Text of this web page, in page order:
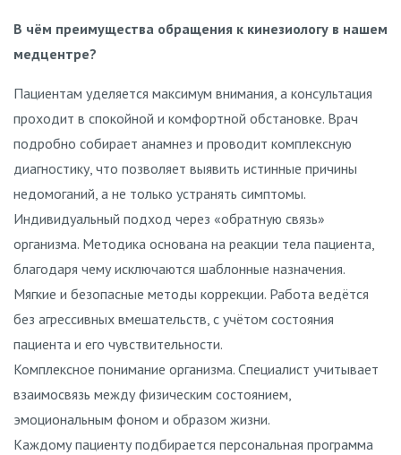
В чём преимущества обращения к кинезиологу в нашем
медцентре?
Пациентам уделяется максимум внимания, а консультация
проходит в спокойной и комфортной обстановке. Врач
подробно собирает анамнез и проводит комплексную
диагностику, что позволяет выявить истинные причины
недомоганий, а не только устранять симптомы.
Индивидуальный подход через «обратную связь»
организма. Методика основана на реакции тела пациента,
благодаря чему исключаются шаблонные назначения.
Мягкие и безопасные методы коррекции. Работа ведётся
без агрессивных вмешательств, с учётом состояния
пациента и его чувствительности.
Комплексное понимание организма. Специалист учитывает
взаимосвязь между физическим состоянием,
эмоциональным фоном и образом жизни.
Каждому пациенту подбирается персональная программа